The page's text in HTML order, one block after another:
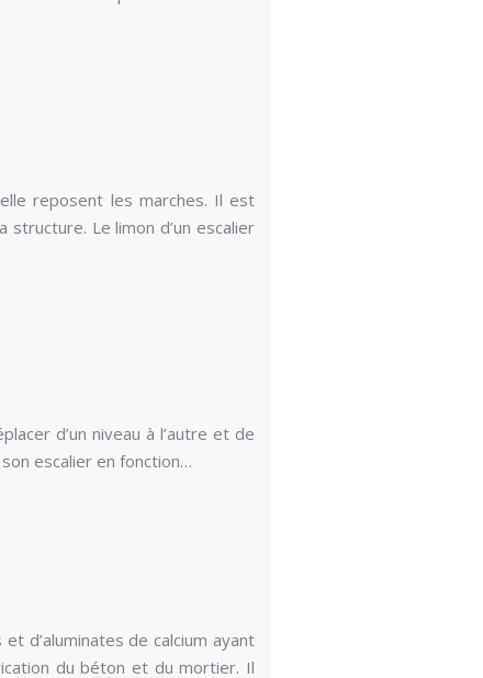
reposent les marches. Il est
Le limon d’un escalier
d’un niveau à l’autre et de
escalier en fonction…
d’aluminates de calcium ayant
du béton et du mortier. Il